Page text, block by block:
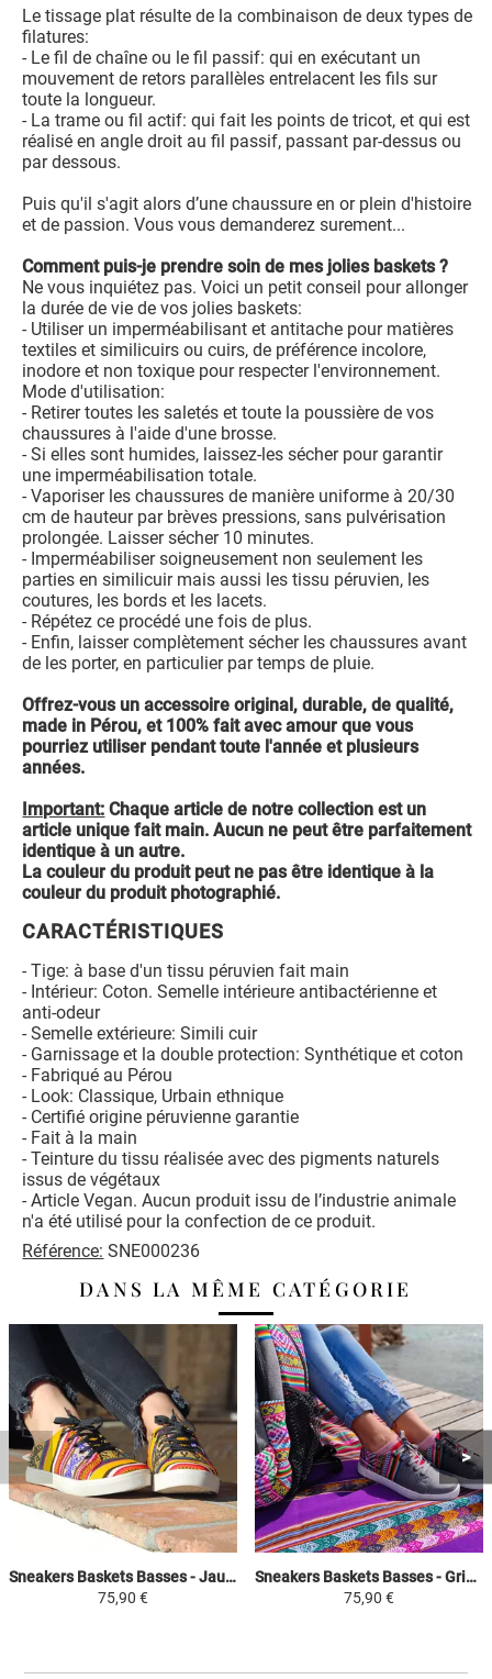
Le tissage plat résulte de la combinaison de deux types de
filatures:
- Le fil de chaîne ou le fil passif: qui en exécutant un
mouvement de retors parallèles entrelacent les fils sur
toute la longueur.
- La trame ou fil actif: qui fait les points de tricot, et qui est
réalisé en angle droit au fil passif, passant par-dessus ou
par dessous.
Puis qu'il s'agit alors d’une chaussure en or plein d'histoire
et de passion. Vous vous demanderez surement...
Comment puis-je prendre soin de mes jolies baskets ?
Ne vous inquiétez pas. Voici un petit conseil pour allonger
la durée de vie de vos jolies baskets:
- Utiliser un imperméabilisant et antitache pour matières
textiles et similicuirs ou cuirs, de préférence incolore,
inodore et non toxique pour respecter l'environnement.
Mode d'utilisation:
- Retirer toutes les saletés et toute la poussière de vos
chaussures à l'aide d'une brosse.
- Si elles sont humides, laissez-les sécher pour garantir
une imperméabilisation totale.
- Vaporiser les chaussures de manière uniforme à 20/30
cm de hauteur par brèves pressions, sans pulvérisation
prolongée. Laisser sécher 10 minutes.
- Imperméabiliser soigneusement non seulement les
parties en similicuir mais aussi les tissu péruvien, les
coutures, les bords et les lacets.
- Répétez ce procédé une fois de plus.
- Enfin, laisser complètement sécher les chaussures avant
de les porter, en particulier par temps de pluie.
Offrez-vous un accessoire original, durable, de qualité,
made in Pérou, et 100% fait avec amour que vous
pourriez utiliser pendant toute l'année et plusieurs
années.
Important: Chaque article de notre collection est un
article unique fait main. Aucun ne peut être parfaitement
identique à un autre.
La couleur du produit peut ne pas être identique à la
couleur du produit photographié.
CARACTÉRISTIQUES
- Tige: à base d'un tissu péruvien fait main
- Intérieur: Coton. Semelle intérieure antibactérienne et
anti-odeur
- Semelle extérieure: Simili cuir
- Garnissage et la double protection: Synthétique et coton
- Fabriqué au Pérou
- Look: Classique, Urbain ethnique
- Certifié origine péruvienne garantie
- Fait à la main
- Teinture du tissu réalisée avec des pigments naturels
issus de végétaux
- Article Vegan. Aucun produit issu de l’industrie animale
n'a été utilisé pour la confection de ce produit.
Référence: SNE000236
DANS LA MÊME CATÉGORIE
Sneakers Baskets Basses - Jaune / Coloré - Les îles d'Uros Tissu Péruvien Motif Ethniques Homme-Femme
75,90 €
Sneakers Baskets Basses - Gris Clair - AYACUCHO Tissu Péruvien Motif Ethniques Homme-Femme
75,90 €